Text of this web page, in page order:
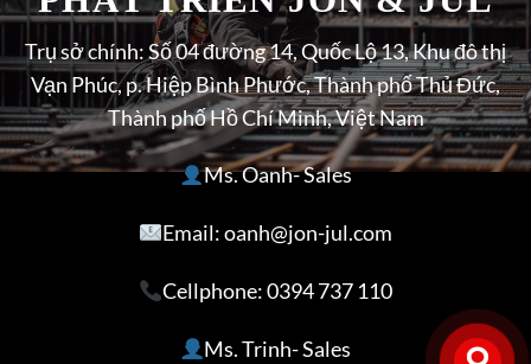
Trụ sở chính: Số 04 đường 14, Quốc Lộ 13, Khu đô thị
Vạn Phúc, p. Hiệp Bình Phước, Thành phố Thủ Đức,
Thành phố Hồ Chí Minh, Việt Nam
Ms. Oanh- Sales
Email: oanh@jon-jul.com
Cellphone:0394 737 110
Ms. Trinh- Sales